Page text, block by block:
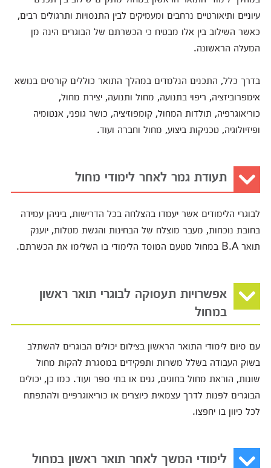
עיוניים ותיאורטיים נרחבים ומעמיקים לבין התנסויות ותרגולים רבים,
כאשר השילוב בין אלו מבטיח כי הכשרתם של הבוגרים הינה מן
המעלה הראשונה.
בדרך כלל, התכנים הנלמדים במהלך התואר כוללים קורסים בנושא
אימפרוביזציה, ריפוי בתנועה, מחול ותנועה, יצירת מחול,
כוריאוגרפיה, תולדות המחול, קומפוזיציה, כושר גופני, אנטומיה
ופיזיולוגיה, טכניקות ביצוע, מחול וחברה ועוד.
תעודת גמר לאחר לימודי מחול
לבוגרי הלימודים אשר יעמדו בהצלחה בכל הדרישות, ביניהן עמידה
בחובת נוכחות, מעבר מוצלח של הבחינות והגשת מטלות, יוענק
תואר B.A במחול מטעם המוסד הלימודי בו השלימו את הכשרתם.
אפשרויות תעסוקה לבוגרי תואר ראשון
במחול
עם סיום לימודי התואר הראשון בצילום יכולים הבוגרים להשתלב
בשוק העבודה בשלל משרות ותפקידים במסגרת להקות מחול
שונות, הוראת מחול בחוגים, גנים או בתי ספר ועוד. כמו כן, יכולים
הבוגרים לפנות לדרך עצמאית כיוצרים או כוריאוגרפיים ולהתפתח
לכל כיוון בו יחפצו.
לימודי המשך לאחר תואר ראשון במחול